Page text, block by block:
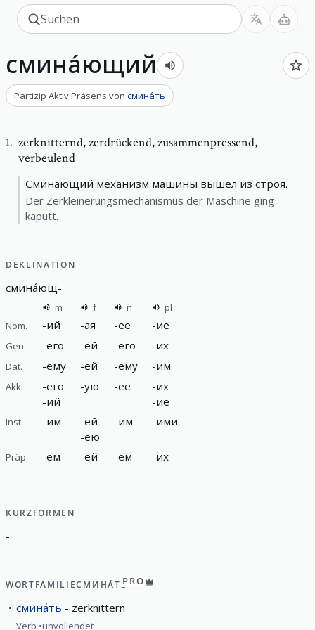
смина́ющий
Partizip Aktiv Präsens von смина́ть
1. zerknitternd,zerdrückend, zusammenpressend,
verbeulend
Сминающий механизм машины вышел из строя.
Der Zerkleinerungsmechanismus der Maschine ging
kaputt.
DEKLINATION
смина́ющ-
m f n
pl
Nom.
-ий -ая -ее -ие
Gen. -его -ей -его -их
Dat. -ему -ей -ему -им
Akk. -его
-ий
-ую -ее -их
-ие
Inst. -им -ей
-ею
-им -ими
Präp. -ем -ей -ем -их
KURZFORMEN
-
WORTFAMILIEСМИНА́ТЬPRO
смина́ть zerknittern
Verb unvollendet